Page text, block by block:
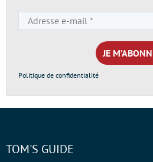
e-
mail
*
Politique de confidentialité
TOM'S GUIDE